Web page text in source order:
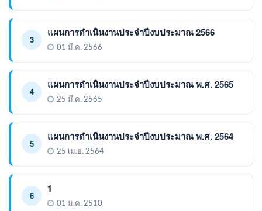
3
แผนการดำเนินงานประจำปีงบประมาณ 2566
01 มี.ค. 2566
4
แผนการดำเนินงานประจำปีงบประมาณ พ.ศ. 2565
25 มี.ค. 2565
5
แผนการดำเนินงานประจำปีงบประมาณ พ.ศ. 2564
25 เม.ย. 2564
6
1
01 ม.ค. 2510